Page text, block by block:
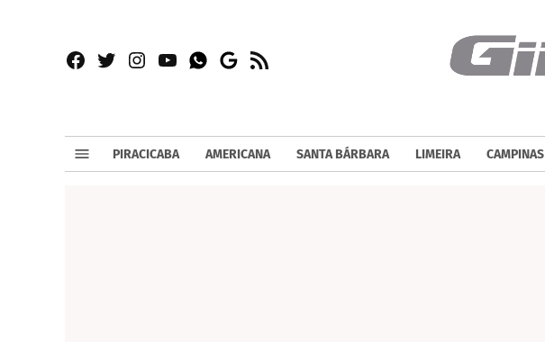
Facebook
TwitterInstagram
YouTubeWhatsapp
Google
RSS
PIRACICABA AMERICANA SANTA BÁRBARA LIMEIRA CAMPINAS